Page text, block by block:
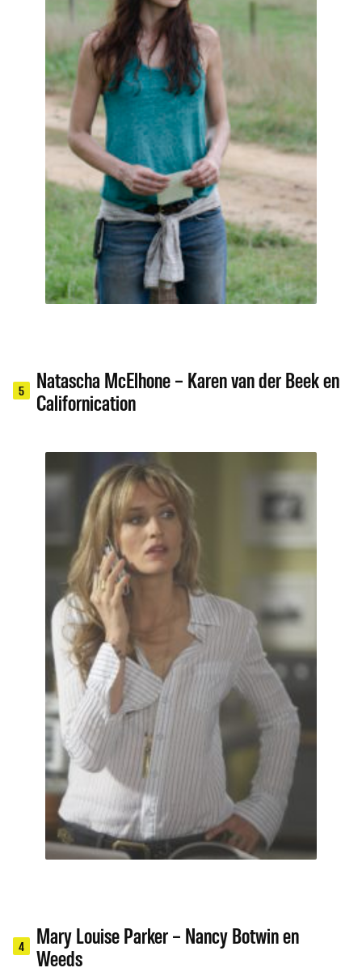
5
Natascha McElhone – Karen van der Beek en
Californication
4
Mary Louise Parker – Nancy Botwin en
Weeds